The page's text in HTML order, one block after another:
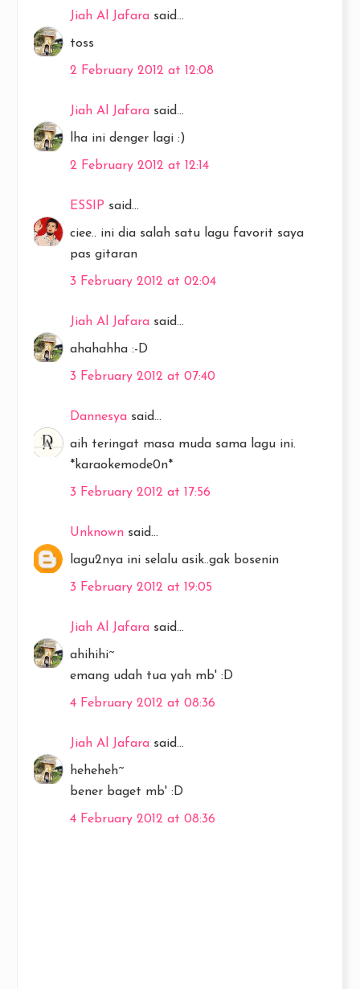
Jiah Al Jafara said...
toss
2 February 2012 at 12:08
Jiah Al Jafara said...
lha ini denger lagi :)
2 February 2012 at 12:14
ESSIP said...
ciee.. ini dia salah satu lagu favorit saya
pas gitaran
3 February 2012 at 02:04
Jiah Al Jafara said...
ahahahha :-D
3 February 2012 at 07:40
Dannesya said...
aih teringat masa muda sama lagu ini.
*karaokemode0n*
3 February 2012 at 17:56
Unknown said...
lagu2nya ini selalu asik..gak bosenin
3 February 2012 at 19:05
Jiah Al Jafara said...
ahihihi~
emang udah tua yah mb' :D
4 February 2012 at 08:36
Jiah Al Jafara said...
heheheh~
bener baget mb' :D
4 February 2012 at 08:36